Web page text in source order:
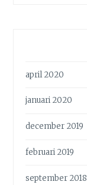
april 2020
januari 2020
december 2019
februari 2019
september 2018